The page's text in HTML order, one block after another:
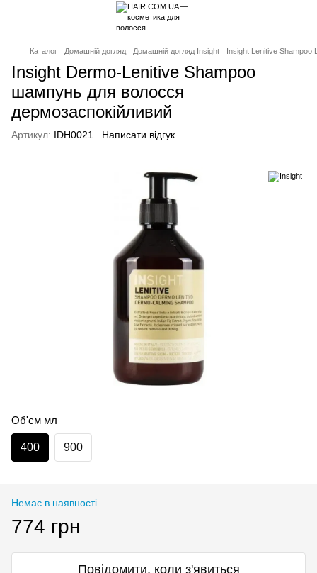
Каталог Домашній догляд Домашній догляд Insight Insight Lenitive Shampoo
Insight Dermo-Lenitive Shampoo
шампунь для волосся
дермозаспокійливий
Артикул: IDH0021 Написати відгук
Об'єм мл
400 900
Немає в наявності
774 грн
Повідомити, коли з'явиться